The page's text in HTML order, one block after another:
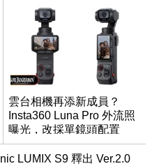
雲台相機再添新成員？
Insta360 Luna Pro 外流照
曝光，改採單鏡頭配置
LUMIX S9 釋出 Ver.2.0